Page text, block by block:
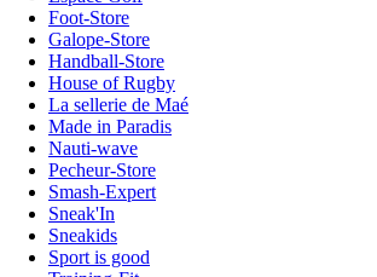
Foot-Store
Galope-Store
Handball-Store
House of Rugby
La sellerie de Maé
Made in Paradis
Nauti-wave
Pecheur-Store
Smash-Expert
Sneak'In
Sneakids
Sport is good